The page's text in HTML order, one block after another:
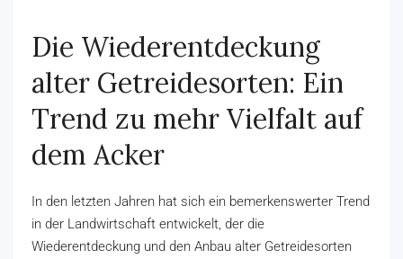
Die Wiederentdeckung
alter Getreidesorten: Ein
Trend zu mehr Vielfalt auf
dem Acker
In den letzten Jahren hat sich ein bemerkenswerter Trend
in der Landwirtschaft entwickelt, der die
Wiederentdeckung und den Anbau alter Getreidesorten